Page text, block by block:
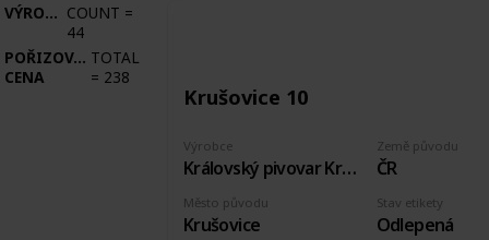
VÝROBCE COUNT =
44
POŘIZOVACÍ
CENA
TOTAL
= 238
Krušovice 10
Výrobce
Královský pivovar Krušovice
Země původu
ČR
Stav etikety
Odlepená
Město původu
Krušovice